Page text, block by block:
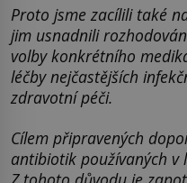
Proto jsme zacílili také
jim usnadnili
volby konkrétního
léčby nejčastějších
zdravotní péči.
Cílem připravených
antibiotik používaných v